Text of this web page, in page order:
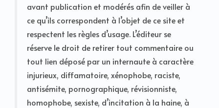
avant publication et modérés afin de veiller à
ce qu’ils correspondent à l’objet de ce site et
respectent les règles d’usage. L’éditeur se
réserve le droit de retirer tout commentaire ou
tout lien déposé par un internaute à caractère
injurieux, diffamatoire, xénophobe, raciste,
antisémite, pornographique, révisionniste,
homophobe, sexiste, d’incitation à la haine, à